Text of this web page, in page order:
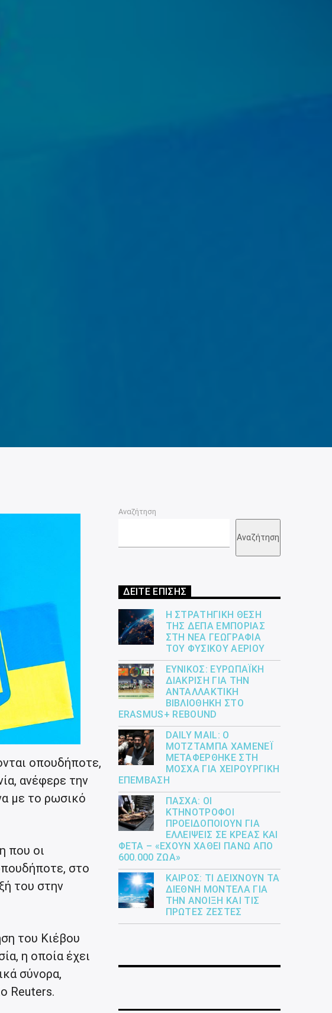
οπουδήποτε,
ανέφερε την
με το ρωσικό
που οι
στο
του στην
του Κιέβου
η οποία έχει
σύνορα,
Reuters.
Αναζήτηση
Αναζήτηση
ΔΕΙΤΕ ΕΠΙΣΗΣ
Η ΣΤΡΑΤΗΓΙΚΉ ΘΈΣΗ
ΤΗΣ ΔΕΠΑ ΕΜΠΟΡΊΑΣ
ΣΤΗ ΝΈΑ ΓΕΩΓΡΑΦΊΑ
ΤΟΥ ΦΥΣΙΚΟΎ ΑΕΡΊΟΥ
ΕΎΝΙΚΟΣ: ΕΥΡΩΠΑΪΚΉ
ΔΙΆΚΡΙΣΗ ΓΙΑ ΤΗΝ
ΑΝΤΑΛΛΑΚΤΙΚΉ
ΒΙΒΛΙΟΘΉΚΗ ΣΤΟ
ERASMUS+ REBOUND
DAILY MAIL: Ο
ΜΟΤΖΤΆΜΠΑ ΧΑΜΕΝΕΪ́
ΜΕΤΑΦΈΡΘΗΚΕ ΣΤΗ
ΜΌΣΧΑ ΓΙΑ ΧΕΙΡΟΥΡΓΙΚΉ
ΕΠΈΜΒΑΣΗ
ΠΆΣΧΑ: ΟΙ
ΚΤΗΝΟΤΡΌΦΟΙ
ΠΡΟΕΙΔΟΠΟΙΟΎΝ ΓΙΑ
ΕΛΛΕΊΨΕΙΣ ΣΕ ΚΡΈΑΣ ΚΑΙ
ΦΈΤΑ – «ΈΧΟΥΝ ΧΑΘΕΊ ΠΆΝΩ ΑΠΌ
600.000 ΖΏΑ»
ΚΑΙΡΌΣ: ΤΙ ΔΕΊΧΝΟΥΝ ΤΑ
ΔΙΕΘΝΉ ΜΟΝΤΈΛΑ ΓΙΑ
ΤΗΝ ΆΝΟΙΞΗ ΚΑΙ ΤΙΣ
ΠΡΏΤΕΣ ΖΈΣΤΕΣ